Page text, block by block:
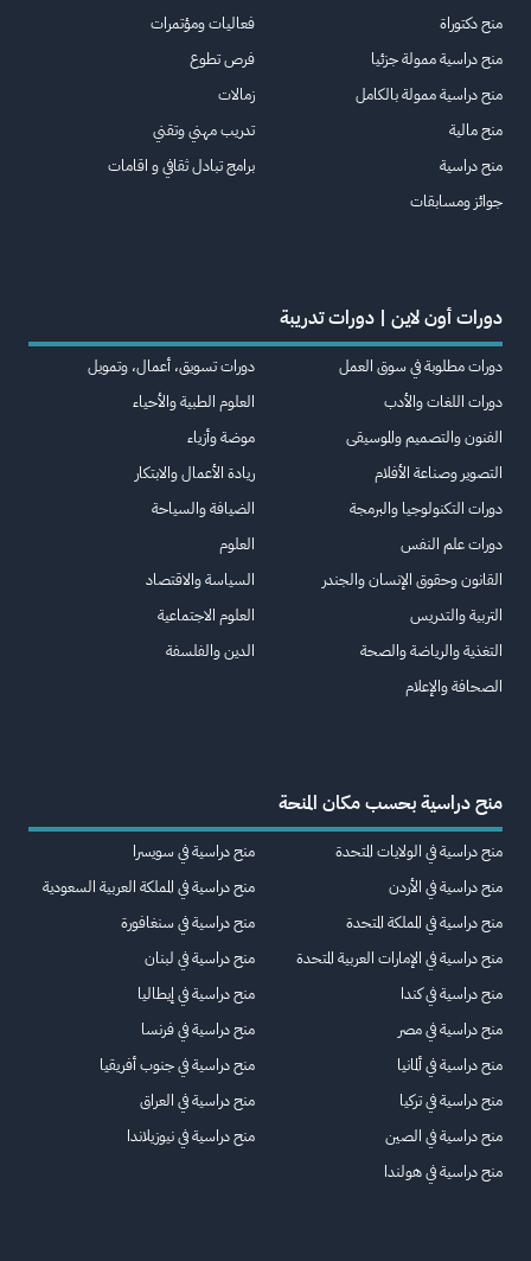
منح دكتوراة
منح دراسية ممولة جزئيا
منح دراسية ممولة بالكامل
منح مالية
منح دراسية
جوائز ومسابقات
فعاليات ومؤتمرات
فرص تطوع
زمالات
تدريب مهني وتقني
برامج تبادل ثقافي و اقامات
دورات أون لاين | دورات تدريبة
دورات مطلوبة في سوق العمل
دورات اللغات والأدب
الفنون والتصميم والموسيقى
التصوير وصناعة الأفلام
دورات التكنولوجيا والبرمجة
دورات علم النفس
القانون وحقوق الإنسان والجندر
التربية والتدريس
التغذية والرياضة والصحة
الصحافة والإعلام
دورات تسويق، أعمال، وتمويل
العلوم الطبية والأحياء
موضة وأزياء
ريادة الأعمال والابتكار
الضيافة والسياحة
العلوم
السياسة والاقتصاد
العلوم الاجتماعية
الدين والفلسفة
منح دراسية بحسب مكان المنحة
منح دراسية في الولايات المتحدة
منح دراسية في الأردن
منح دراسية في المملكة المتحدة
منح دراسية في الإمارات العربية المتحدة
منح دراسية في كندا
منح دراسية في مصر
منح دراسية في ألمانيا
منح دراسية في تركيا
منح دراسية في الصين
منح دراسية في هولندا
منح دراسية في سويسرا
منح دراسية في المملكة العربية السعودية
منح دراسية في سنغافورة
منح دراسية في لبنان
منح دراسية في إيطاليا
منح دراسية في فرنسا
منح دراسية في جنوب أفريقيا
منح دراسية في العراق
منح دراسية في نيوزيلاندا